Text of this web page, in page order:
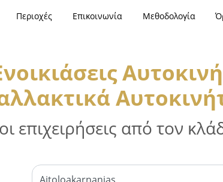
Περιοχές Επικοινωνία Μεθοδολογία
επιχειρήσεις από τον